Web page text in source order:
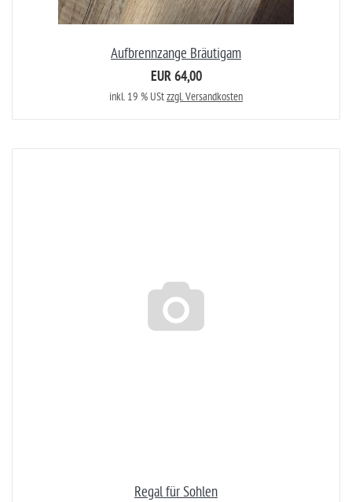
Aufbrennzange Bräutigam
EUR 64,00
inkl. 19 % UStzzgl. Versandkosten
Regal für Sohlen